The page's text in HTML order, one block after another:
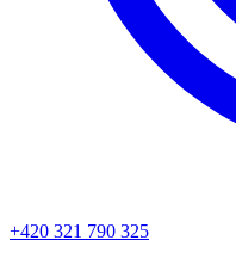
+420 321 790 325